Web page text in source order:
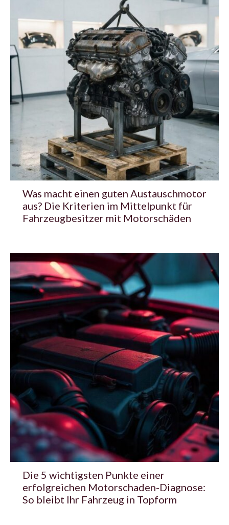
Was macht einen guten Austauschmotor
aus? Die Kriterien im Mittelpunkt für
Fahrzeugbesitzer mit Motorschäden
Die 5 wichtigsten Punkte einer
erfolgreichen Motorschaden-Diagnose:
So bleibt Ihr Fahrzeug in Topform